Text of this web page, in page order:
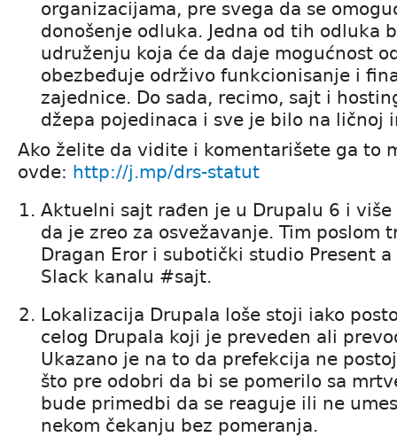
organizacijama, pre svega da se
donošenje odluka. Jedna od tih odluka
udruženju koja će da daje mogućnost
obezbeđuje održivo funkcionisanje i
zajednice. Do sada, recimo, sajt i
džepa pojedinaca i sve je bilo na ličnoj
Ako želite da vidite i komentarišete ga to
ovde: http://j.mp/drs-statut
Aktuelni sajt rađen je u Drupalu 6 i
da je zreo za osvežavanje. Tim poslom
Dragan Eror i subotički studio Present
Slack kanalu #sajt.
Lokalizacija Drupala loše stoji iako
celog Drupala koji je preveden ali
Ukazano je na to da prefekcija ne
što pre odobri da bi se pomerilo sa
bude primedbi da se reaguje ili ne
nekom čekanju bez pomeranja.